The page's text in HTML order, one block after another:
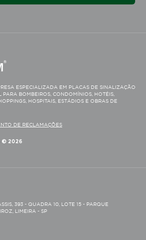
ESPECIALIZADA EM PLACAS DE SINALIZAÇÃO
BOMBEIROS, CONDOMÍNIOS, HOTÉIS,
HOSPITAIS, ESTÁDIOS E OBRAS DE
DE RECLAMAÇÕES
© 2026
393 - QUADRA 10, LOTE 15 - PARQUE
LIMEIRA - SP